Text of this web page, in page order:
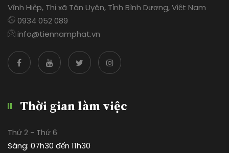
Vĩnh Hiệp, Thị xã Tân Uyên, Tỉnh Bình Dương, Việt Nam
0934 052 089
info@tiennamphat.vn
Thời gian làm việc
Thứ 2 - Thứ 6
Sáng: 07h30 đến 11h30